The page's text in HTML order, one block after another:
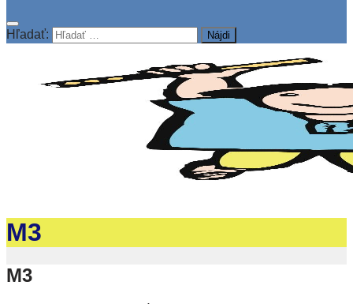
Hľadať:
M3
M3